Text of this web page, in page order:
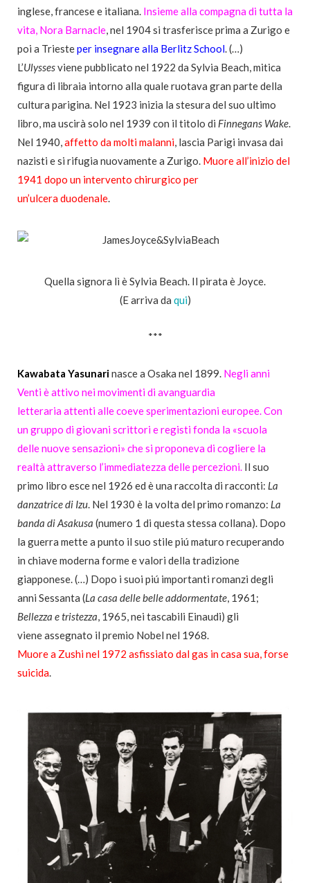
inglese, francese e italiana. Insieme alla compagna di tutta la
vita, Nora Barnacle, nel 1904 si trasferisce prima a Zurigo e
poi a Triesteper insegnare alla Berlitz School. (…)
L’Ulyssesviene pubblicato nel 1922 da Sylvia Beach, mitica
figura di libraia intorno alla quale ruotava gran parte della
cultura parigina. Nel 1923 inizia la stesura del suo ultimo
libro, ma uscirà solo nel 1939 con il titolo di Finnegans Wake.
Nel 1940,affetto da molti malanni, lascia Parigi invasa dai
nazisti e si rifugia nuovamente a Zurigo. Muore all’inizio del
1941 dopo un intervento chirurgico per
un’ulcera duodenale.
Quella signora lì è Sylvia Beach. Il pirata è Joyce.
(E arriva da qui)
***
Kawabata Yasunarinasce a Osaka nel 1899. Negli anni
Venti è attivo nei movimenti di avanguardia
letteraria attenti alle coeve sperimentazioni europee. Con
un gruppo di giovani scrittori e registi fonda la «scuola
delle nuove sensazioni» che si proponeva di cogliere la
realtà attraverso l’immediatezza delle percezioni. Il suo
primo libro esce nel 1926 ed è una raccolta di racconti: La
danzatrice di Izu. Nel 1930 è la volta del primo romanzo: La
banda di Asakusa (numero 1 di questa stessa collana). Dopo
la guerra mette a punto il suo stile piú maturo recuperando
in chiave moderna forme e valori della tradizione
giapponese. (…) Dopo i suoi piú importanti romanzi degli
anni Sessanta (La casa delle belle addormentate, 1961;
Bellezza e tristezza, 1965, nei tascabili Einaudi) gli
viene assegnato il premio Nobel nel 1968.
Muore a Zushi nel 1972 asfissiato dal gas in casa sua, forse
suicida.